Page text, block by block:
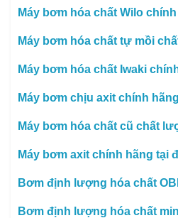
Máy bơm hóa chất Wilo
Máy bơm hóa chất tự mồi
Máy bơm hóa chất Iwaki
Máy bơm chịu axit chính
Máy bơm hóa chất cũ chất
Máy bơm axit chính hãng tại
Bơm định lượng hóa chất
Bơm định lượng hóa chất